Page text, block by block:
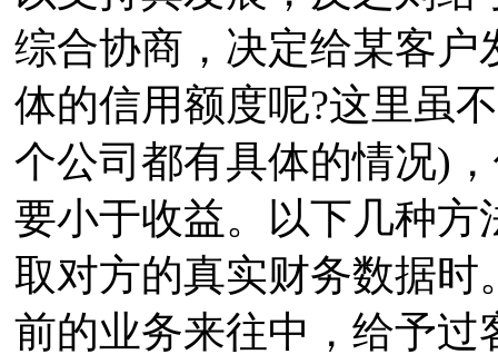
综合协商，决定给某客
体的信用额度呢?这里虽
个公司都有具体的情况)
要小于收益。以下几种
取对方的真实财务数据时
前的业务来往中，给予